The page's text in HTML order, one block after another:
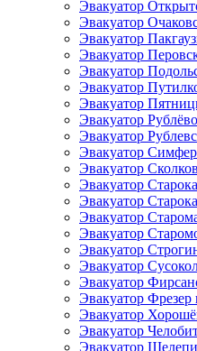
Эвакуатор
Эвакуатор
Эвакуатор
Эвакуатор
Эвакуатор
Эвакуатор
Эвакуатор
Эвакуатор
Эвакуатор
Эвакуатор
Эвакуатор
Эвакуатор
Эвакуатор
Эвакуатор
Эвакуатор
Эвакуатор
Эвакуатор
Эвакуатор
Эвакуатор Фрезер
Эвакуатор
Эвакуатор
Эвакуатор